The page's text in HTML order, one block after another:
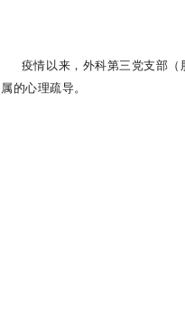
疫情以来，外科第三党支部（
属的心理疏导。